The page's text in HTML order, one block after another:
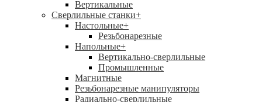
Вертикальные
Сверлильные станки+
Настольные+
Резьбонарезные
Напольные+
Вертикально-сверлильные
Промышленные
Магнитные
Резьбонарезные манипуляторы
Радиально-сверлильные